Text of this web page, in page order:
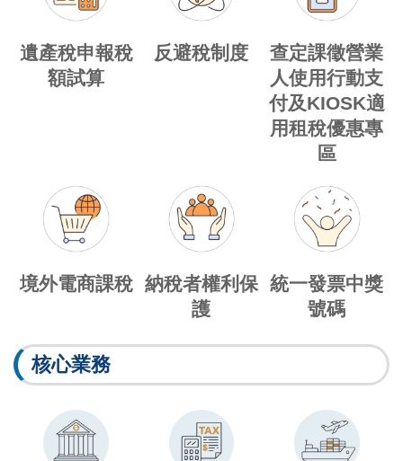
遺產稅申報稅
額試算
反避稅制度
查定課徵營業
人使用行動支
付及KIOSK適
用租稅優惠專
區
境外電商課稅 納稅者權利保
護
統一發票中獎
號碼
核心業務